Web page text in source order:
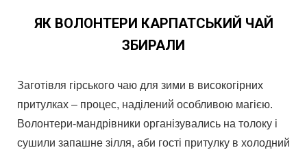
ЯК ВОЛОНТЕРИ КАРПАТСЬКИЙ ЧАЙ
ЗБИРАЛИ
Заготівля гірського чаю для зими в високогірних
притулках – процес, наділений особливою магією.
Волонтери-мандрівники організувались на толоку і
сушили запашне зілля, аби гості притулку в холодний